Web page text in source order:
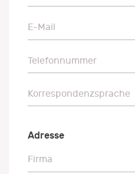
E-Mail
E-Mail
Telefonnummer
Telefonnummer
Korrespondenzsprache
Korrespondenzsprache
Adresse
Firma
Firma